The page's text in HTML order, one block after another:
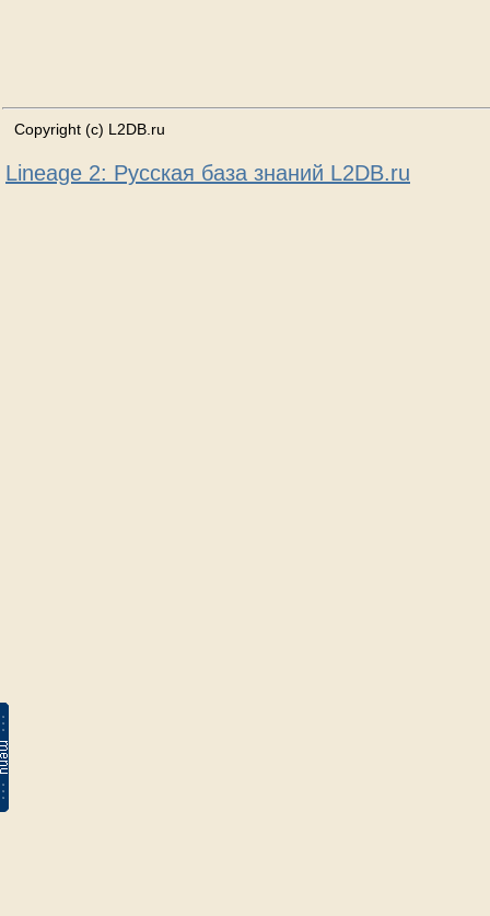
Copyright (c) L2DB.ru
Lineage 2: Русская база знаний L2DB.ru